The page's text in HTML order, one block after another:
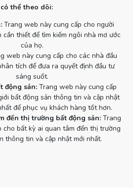
thể theo dõi:
Trang web này cung cấp cho người
thiết để tìm kiếm ngôi nhà mơ ước
của họ.
web này cung cấp cho các nhà đầu
tích để đưa ra quyết định đầu tư
sáng suốt.
động sản:Trang web này cung cấp
bất động sản thông tin và cập nhật
để phục vụ khách hàng tốt hơn.
đến thị trường bất động sản: Trang
cho bất kỳ ai quan tâm đến thị trường
thông tin và cập nhật mới nhất.